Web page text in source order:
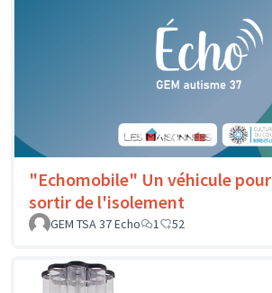
"Echomobile" Un véhicule pour
sortir de l'isolement
GEM TSA 37 Echo
1 52